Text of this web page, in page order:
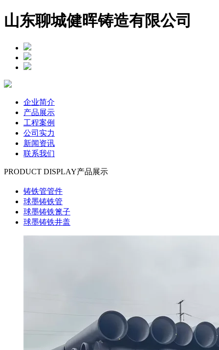
山东聊城健晖铸造有限公司
企业简介
产品展示
工程案例
公司实力
新闻资讯
联系我们
PRODUCT DISPLAY产品展示
铸铁管管件
球墨铸铁管
球墨铸铁篦子
球墨铸铁井盖